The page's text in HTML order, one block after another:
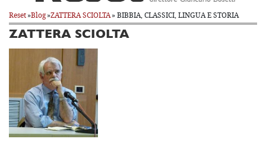
Reset»Blog»ZATTERA SCIOLTA» BIBBIA, CLASSICI, LINGUA E STORIA
ZATTERA SCIOLTA